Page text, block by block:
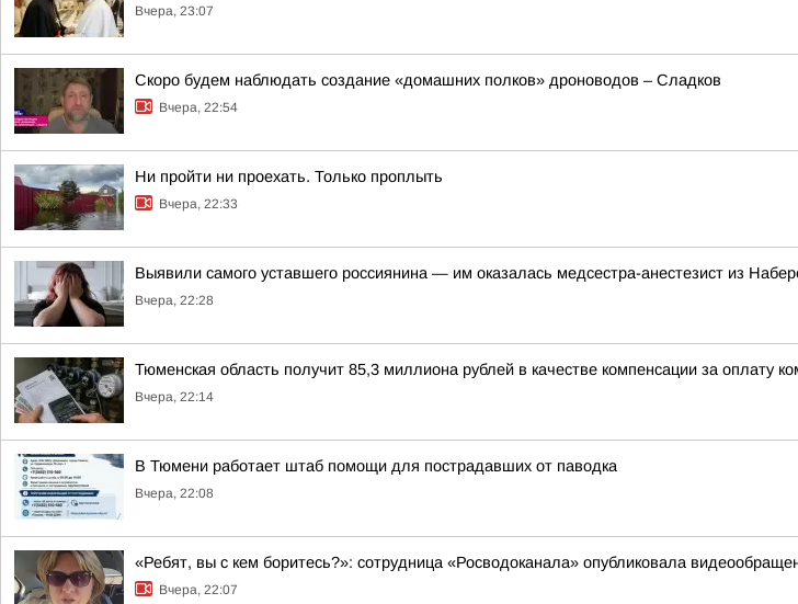
Вчера, 23:07
Скоро будем наблюдать создание «домашних полков» дроноводов – Сладков
Вчера, 22:54
Ни пройти ни проехать. Только проплыть
Вчера, 22:33
Выявили самого уставшего россиянина — им оказалась медсестра-анестезист из
Вчера, 22:28
Тюменская область получит 85,3 миллиона рублей в качестве компенсации за оплату
Вчера, 22:14
В Тюмени работает штаб помощи для пострадавших от паводка
Вчера, 22:08
«Ребят, вы с кем боритесь?»: сотрудница «Росводоканала» опубликовала
Вчера, 22:07